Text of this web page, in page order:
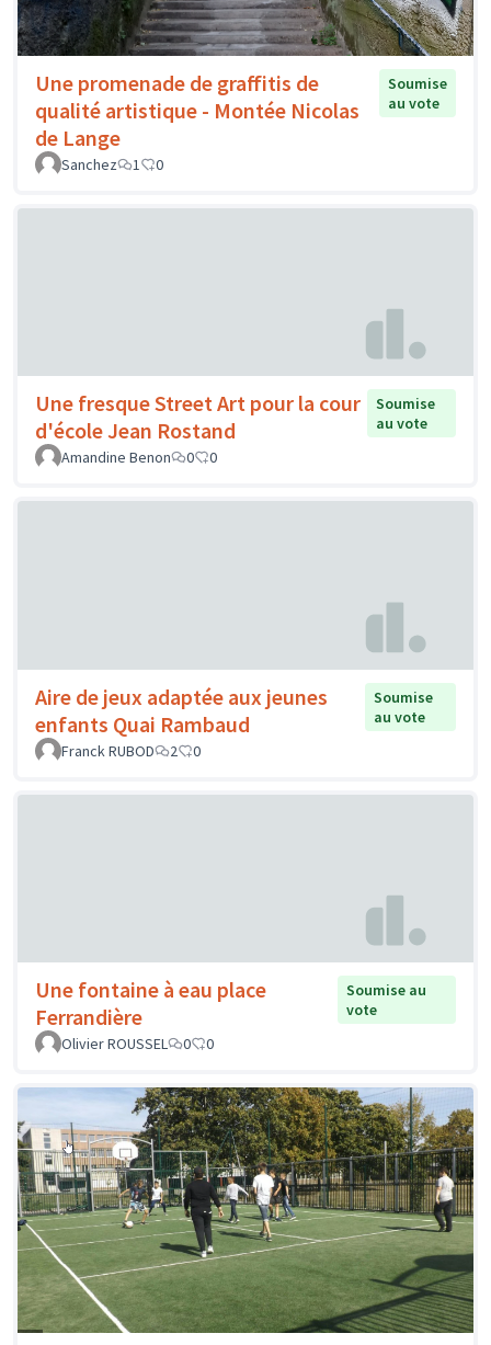
Une promenade de graffitis de
qualité artistique - Montée Nicolas
de Lange
Soumise
au vote
Sanchez 1 0
Une fresque Street Art pour la cour
d'école Jean Rostand
Soumise
au vote
Amandine Benon
0 0
Aire de jeux adaptée aux jeunes
enfants Quai Rambaud
Soumise
au vote
Franck RUBOD
2 0
Une fontaine à eau place
Ferrandière
Soumise au
vote
Olivier ROUSSEL
0 0